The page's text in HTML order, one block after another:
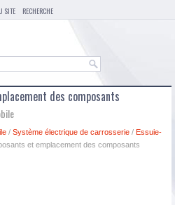
SITE RECHERCHE
des composants
/ Système électrique de carrosserie / Essuie-
et emplacement des composants